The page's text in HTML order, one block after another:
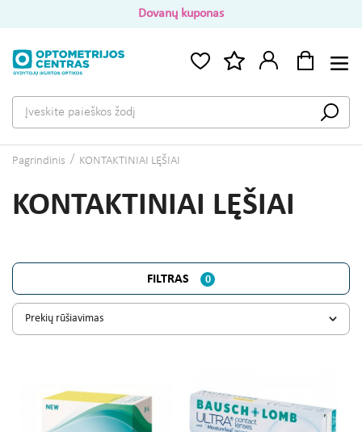
Dovanų kuponas
Pagrindinis KONTAKTINIAI LĘŠIAI
KONTAKTINIAI LĘŠIAI
FILTRAS 0